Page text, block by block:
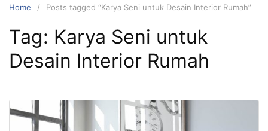
Home Posts tagged “Karya Seni untuk Desain Interior Rumah”
Tag: Karya Seni untuk
Desain Interior Rumah